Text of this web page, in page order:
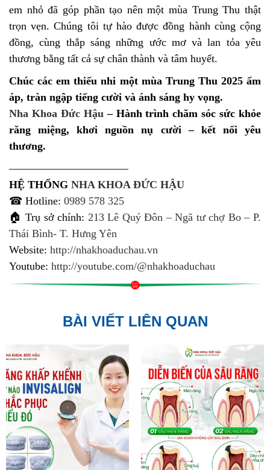
em nhỏ đã góp phần tạo nên một mùa Trung Thu thật
trọn vẹn. Chúng tôi tự hào được đồng hành cùng cộng
đồng, cùng thắp sáng những ước mơ và lan tỏa yêu
thương bằng tất cả sự chân thành và tâm huyết.
Chúc các em thiếu nhi một mùa Trung Thu 2025 ấm
áp, tràn ngập tiếng cười và ánh sáng hy vọng.
Nha Khoa Đức Hậu– Hành trình chăm sóc sức khỏe
răng miệng, khơi nguồn nụ cười – kết nối yêu
thương.
———————————
HỆ THỐNG NHA KHOA ĐỨC HẬU
☎ Hotline: 0989 578 325
🏠 Trụ sở chính: 213 Lê Quý Đôn – Ngã tư chợ Bo – P.
Thái Bình- T. Hưng Yên
Website: http://nhakhoaduchau.vn
Youtube: http://youtube.com/@nhakhoaduchau
BÀI VIẾT LIÊN QUAN